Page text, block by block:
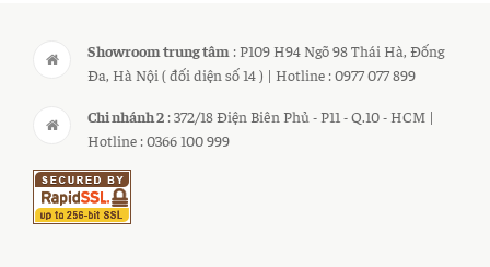
Showroom trung tâm : P109 H94 Ngõ 98 Thái Hà, Đống
Đa, Hà Nội ( đối diện số 14 ) | Hotline : 0977 077 899
Chi nhánh 2 : 372/18 Điện Biên Phủ - P11 - Q.10 - HCM |
Hotline : 0366 100 999